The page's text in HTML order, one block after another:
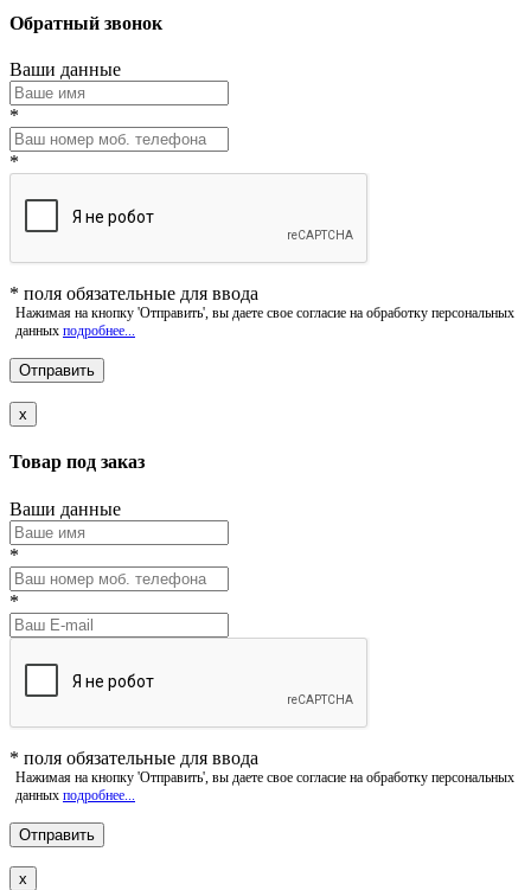
Обратный звонок
Ваши данные
*
*
* поля обязательные для ввода
Нажимая на кнопку 'Отправить', вы даете свое согласие на обработку персональных
данных подробнее...
x
Товар под заказ
Ваши данные
*
*
* поля обязательные для ввода
Нажимая на кнопку 'Отправить', вы даете свое согласие на обработку персональных
данных подробнее...
x